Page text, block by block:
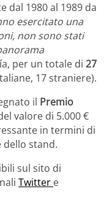
dal 1980 al 1989 da
esercitato una
non sono stati
per un totale di 27
17 straniere).
il Premio
valore di 5.000 €
in termini di
dello stand.
sul sito di
Twitter e